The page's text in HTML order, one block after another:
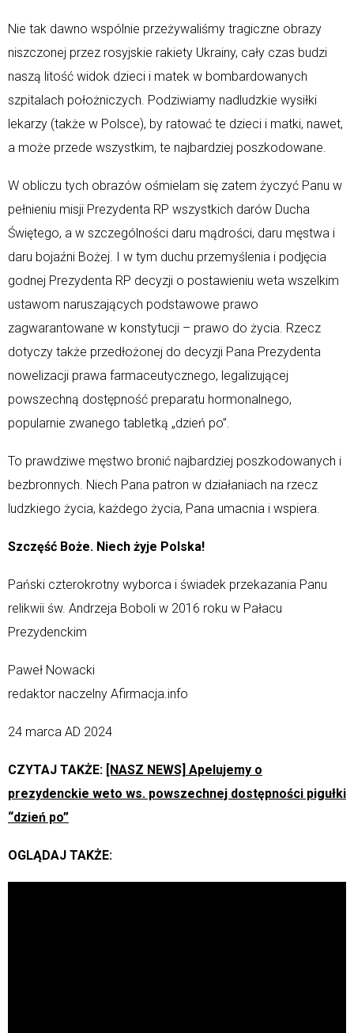
Nie tak dawno wspólnie przeżywaliśmy tragiczne obrazy
niszczonej przez rosyjskie rakiety Ukrainy, cały czas budzi
naszą litość widok dzieci i matek w bombardowanych
szpitalach położniczych. Podziwiamy nadludzkie wysiłki
lekarzy (także w Polsce), by ratować te dzieci i matki, nawet,
a może przede wszystkim, te najbardziej poszkodowane.
W obliczu tych obrazów ośmielam się zatem życzyć Panu w
pełnieniu misji Prezydenta RP wszystkich darów Ducha
Świętego, a w szczególności daru mądrości, daru męstwa i
daru bojaźni Bożej. I w tym duchu przemyślenia i podjęcia
godnej Prezydenta RP decyzji o postawieniu weta wszelkim
ustawom naruszających podstawowe prawo
zagwarantowane w konstytucji – prawo do życia. Rzecz
dotyczy także przedłożonej do decyzji Pana Prezydenta
nowelizacji prawa farmaceutycznego, legalizującej
powszechną dostępność preparatu hormonalnego,
popularnie zwanego tabletką „dzień po”.
To prawdziwe męstwo bronić najbardziej poszkodowanych i
bezbronnych. Niech Pana patron w działaniach na rzecz
ludzkiego życia, każdego życia, Pana umacnia i wspiera.
Szczęść Boże. Niech żyje Polska!
Pański czterokrotny wyborca i świadek przekazania Panu
relikwii św. Andrzeja Boboli w 2016 roku w Pałacu
Prezydenckim
Paweł Nowacki
redaktor naczelny Afirmacja.info
24 marca AD 2024
CZYTAJ TAKŻE:
[NASZ NEWS] Apelujemy o
prezydenckie weto ws. powszechnej dostępności pigułki
“dzień po”
OGLĄDAJ TAKŻE: